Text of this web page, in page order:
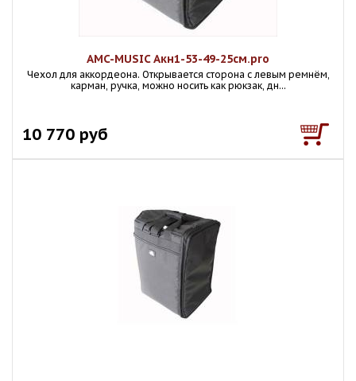
AMC-MUSIC Акн1-53-49-25см.pro
Чехол для аккордеона. Открывается сторона с левым ремнём,
карман, ручка, можно носить как рюкзак, дн...
10 770 руб